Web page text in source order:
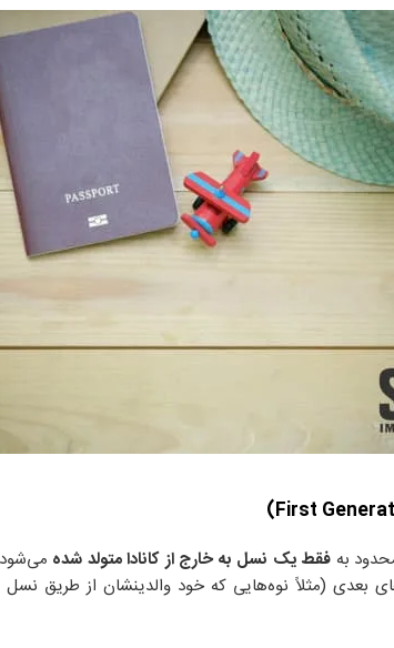
به فقط یک نسل به خارج از کانادا متولد شده
بعدی (مثلاً نوه‌هایی که خود والدینشان از طریق